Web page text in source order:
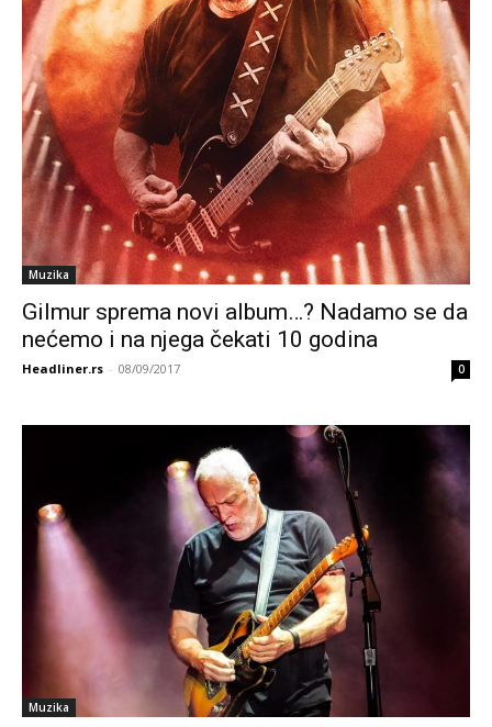
Muzika
Gilmur sprema novi album…? Nadamo se da
nećemo i na njega čekati 10 godina
Headliner.rs - 08/09/2017 0
Muzika